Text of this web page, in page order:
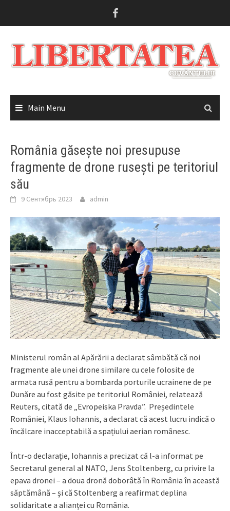
Main Menu
România găsește noi presupuse
fragmente de drone rusești pe teritoriul
său
9 Сентябрь 2023 admin
Ministerul român al Apărării a declarat sâmbătă că noi
fragmente ale unei drone similare cu cele folosite de
armata rusă pentru a bombarda porturile ucrainene de pe
Dunăre au fost găsite pe teritoriul României, relatează
Reuters, citată de „Evropeiska Pravda”. Președintele
României, Klaus Iohannis, a declarat că acest lucru indică o
încălcare inacceptabilă a spațiului aerian românesc.
Într-o declarație, Iohannis a precizat că l-a informat pe
Secretarul general al NATO, Jens Stoltenberg, cu privire la
epava dronei – a doua dronă doborâtă în România în această
săptămână – și că Stoltenberg a reafirmat deplina
solidaritate a alianței cu România.